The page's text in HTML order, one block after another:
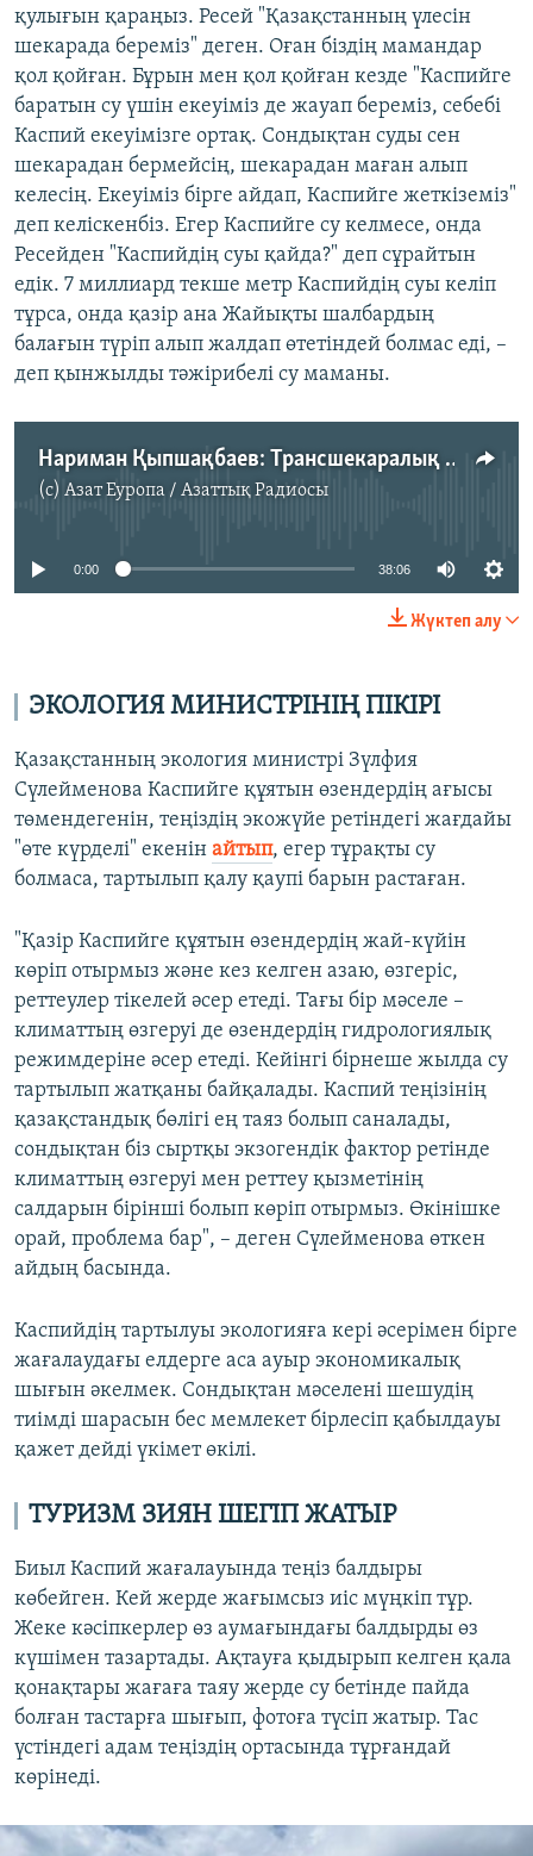
қулығын қараңыз. Ресей "Қазақстанның үлесін
шекарада береміз" деген. Оған біздің мамандар
қол қойған. Бұрын мен қол қойған кезде "Каспийге
баратын су үшін екеуіміз де жауап береміз, себебі
Каспий екеуімізге ортақ. Сондықтан суды сен
шекарадан бермейсің, шекарадан маған алып
келесің. Екеуіміз бірге айдап, Каспийге жеткіземіз"
деп келіскенбіз. Егер Каспийге су келмесе, онда
Ресейден "Каспийдің суы қайда?" деп сұрайтын
едік. 7 миллиард текше метр Каспийдің суы келіп
тұрса, онда қазір ана Жайықты шалбардың
балағын түріп алып жалдап өтетіндей болмас еді, –
деп қынжылды тәжірибелі су маманы.
Нариман Қыпшақбаев: Трансшекаралық өзендер тартылған жоқ, Қазақстан тек өз үлесін ала алмай отыр
(c) Азат Еуропа / Азаттық Радиосы
No media source currently available
0:00 38:06
Жүктеп алу
ЭКОЛОГИЯ МИНИСТРІНІҢ ПІКІРІ
Қазақстанның экология министрі Зүлфия
Сүлейменова Каспийге құятын өзендердің ағысы
төмендегенін, теңіздің экожүйе ретіндегі жағдайы
"өте күрделі" екенін айтып, егер тұрақты су
болмаса, тартылып қалу қаупі барын растаған.
"Қазір Каспийге құятын өзендердің жай-күйін
көріп отырмыз және кез келген азаю, өзгеріс,
реттеулер тікелей әсер етеді. Тағы бір мәселе –
климаттың өзгеруі де өзендердің гидрологиялық
режимдеріне әсер етеді. Кейінгі бірнеше жылда су
тартылып жатқаны байқалады. Каспий теңізінің
қазақстандық бөлігі ең таяз болып саналады,
сондықтан біз сыртқы экзогендік фактор ретінде
климаттың өзгеруі мен реттеу қызметінің
салдарын бірінші болып көріп отырмыз. Өкінішке
орай, проблема бар", – деген Сүлейменова өткен
айдың басында.
Каспийдің тартылуы экологияға кері әсерімен бірге
жағалаудағы елдерге аса ауыр экономикалық
шығын әкелмек. Сондықтан мәселені шешудің
тиімді шарасын бес мемлекет бірлесіп қабылдауы
қажет дейді үкімет өкілі.
ТУРИЗМ ЗИЯН ШЕГІП ЖАТЫР
Биыл Каспий жағалауында теңіз балдыры
көбейген. Кей жерде жағымсыз иіс мүңкіп тұр.
Жеке кәсіпкерлер өз аумағындағы балдырды өз
күшімен тазартады. Ақтауға қыдырып келген қала
қонақтары жағаға таяу жерде су бетінде пайда
болған тастарға шығып, фотоға түсіп жатыр. Тас
үстіндегі адам теңіздің ортасында тұрғандай
көрінеді.